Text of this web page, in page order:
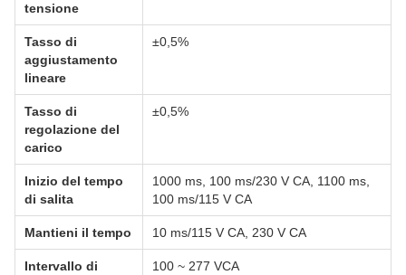
tensione
Tasso di
aggiustamento
lineare
±0,5%
Tasso di
regolazione del
carico
±0,5%
Inizio del tempo
di salita
1000 ms, 100 ms/230 V CA, 1100 ms,
100 ms/115 V CA
Mantieni il tempo 10 ms/115 V CA, 230 V CA
Intervallo di
100 ~ 277 VCA